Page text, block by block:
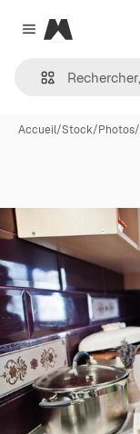
Close menu
Magnific
Accueil/Stock/Photos/